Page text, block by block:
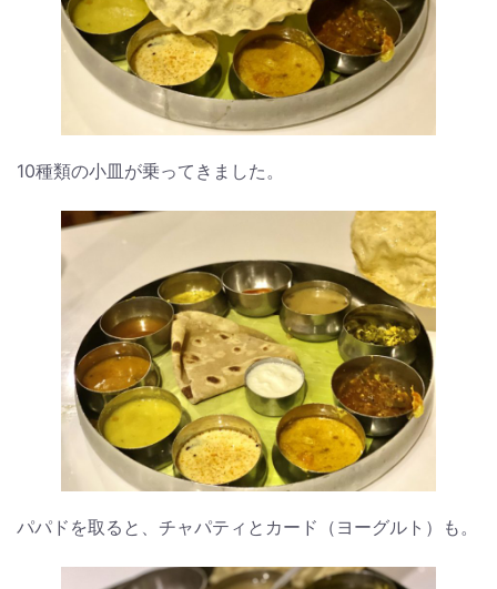
10種類の小皿が乗ってきました。
パパドを取ると、チャパティとカード（ヨーグルト）も。